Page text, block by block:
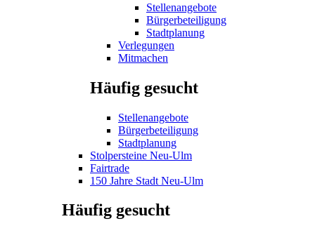
Stellenangebote
Bürgerbeteiligung
Stadtplanung
Verlegungen
Mitmachen
Häufig gesucht
Stellenangebote
Bürgerbeteiligung
Stadtplanung
Stolpersteine Neu-Ulm
Fairtrade
150 Jahre Stadt Neu-Ulm
Häufig gesucht